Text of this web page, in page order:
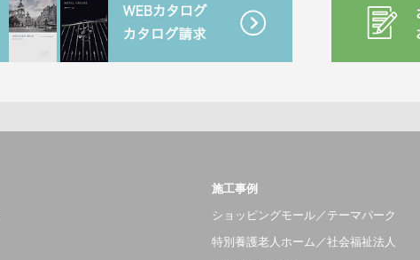
施工事例
ショッピングモール／テーマパーク
特別養護老人ホーム／社会福祉法人